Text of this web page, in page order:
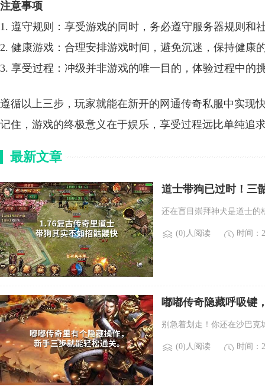
注意事项
1. 遵守规则：享受游戏的同时，务必遵守服务器规则和
2. 健康游戏：合理安排游戏时间，避免沉迷，保持健康
3. 享受过程：冲级并非游戏的唯一目的，体验过程中的
遵循以上三步，玩家就能在新开的网通传奇私服中实现
记住，游戏的终极意义在于娱乐，享受过程远比单纯追
最新文章
道士带狗已过时！三
还在盲目崇拜神犬是道士的
(0)人阅读 时间：
嘟嘟传奇隐藏呼吸键
别急着划走！你还在沙巴克
(0)人阅读 时间：